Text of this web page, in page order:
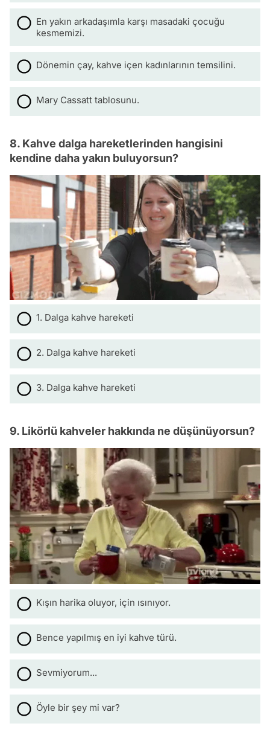
En yakın arkadaşımla karşı masadaki çocuğu
kesmemizi.
Dönemin çay, kahve içen kadınlarının temsilini.
Mary Cassatt tablosunu.
8. Kahve dalga hareketlerinden hangisini
kendine daha yakın buluyorsun?
1. Dalga kahve hareketi
2. Dalga kahve hareketi
3. Dalga kahve hareketi
9. Likörlü kahveler hakkında ne düşünüyorsun?
Kışın harika oluyor, için ısınıyor.
Bence yapılmış en iyi kahve türü.
Sevmiyorum...
Öyle bir şey mi var?